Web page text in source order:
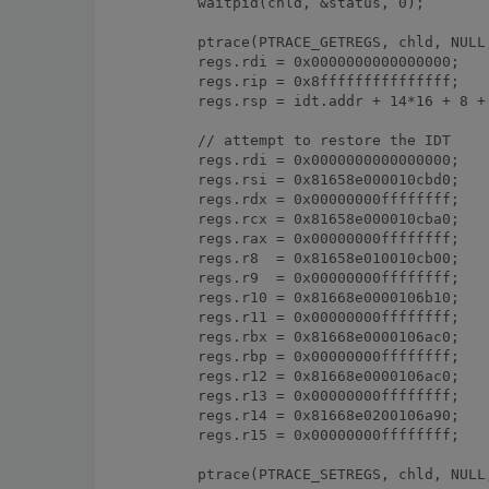
ptrace(PTRACE_GETREGS, chld,
ptrace(PTRACE_SETREGS, chld,